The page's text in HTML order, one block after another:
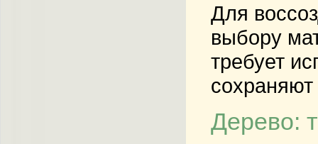
Для
выбору
требует
Дерево: